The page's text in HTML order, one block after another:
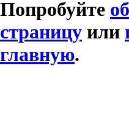
Попробуйте
страницу или
главную.